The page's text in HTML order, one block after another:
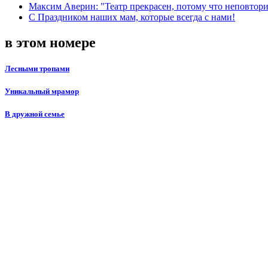
Максим Аверин: "Театр прекрасен, потому что
С Праздником наших мам, которые всегда с нами!
в этом номере
Лесными тропами
Уникальный мрамор
В дружной семье